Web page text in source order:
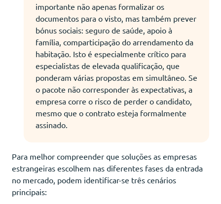
importante não apenas formalizar os
documentos para o visto, mas também prever
bónus sociais: seguro de saúde, apoio à
família, comparticipação do arrendamento da
habitação. Isto é especialmente crítico para
especialistas de elevada qualificação, que
ponderam várias propostas em simultâneo. Se
o pacote não corresponder às expectativas, a
empresa corre o risco de perder o candidato,
mesmo que o contrato esteja formalmente
assinado.
Para melhor compreender que soluções as empresas
estrangeiras escolhem nas diferentes fases da entrada
no mercado, podem identificar-se três cenários
principais: